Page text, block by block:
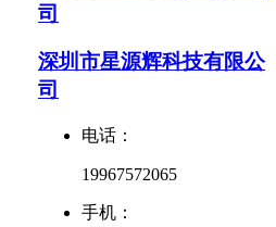
司
深圳市星源辉科技有限公
司
电话：
19967572065
手机：